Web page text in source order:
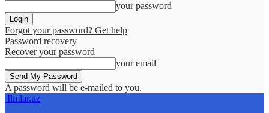
your password
Forgot your password? Get help
Password recovery
Recover your password
your email
A password will be e-mailed to you.
Ilmlar.uz